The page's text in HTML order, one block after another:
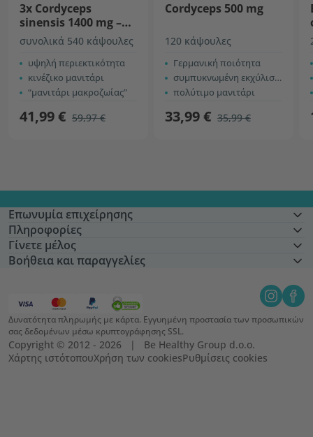
3x Cordyceps
sinensis 1400 mg –
εκχύλισμα 10:1
συνολικά 540 κάψουλες
υψηλή περιεκτικότητα
κινέζικο μανιτάρι
“μανιτάρι μακροζωίας”
41,99 € 59,97 €
Cordyceps 500 mg
120 κάψουλες
Γερμανική ποιότητα
συμπυκνωμένη εκχύλιση CS-4
πολύτιμο μανιτάρι
33,99 € 35,99 €
Επωνυμία επιχείρησης
Πληροφορίες
Γίνετε μέλος
Βοήθεια και παραγγελίες
Δυνατότητα πληρωμής με κάρτα. Εγγυημένη προστασία των προσωπικών
σας δεδομένων μέσω κρυπτογράφησης SSL.
Copyright © 2012 - 2026   |   Be Healthy Group d.o.o.
Χάρτης ιστότοπουΧρήση των cookiesΡυθμίσεις cookies